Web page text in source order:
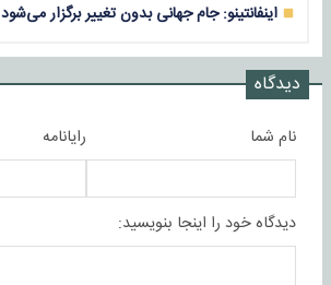
اینفانتینو: جام جهانی بدون تغییر برگزار می‌شود
دیدگاه
نام شما رایانامه
دیدگاه خود را اینجا بنویسید: